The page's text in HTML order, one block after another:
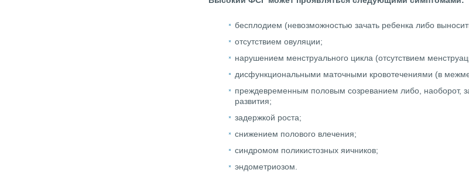
бесплодием (невозможностью зачать ребенка либо
отсутствием овуляции;
нарушением менструального цикла (отсутствием
дисфункциональными маточными кровотечениями (в
преждевременным половым созреванием либо, наоборот,
развития;
задержкой роста;
снижением полового влечения;
синдромом поликистозных яичников;
эндометриозом.